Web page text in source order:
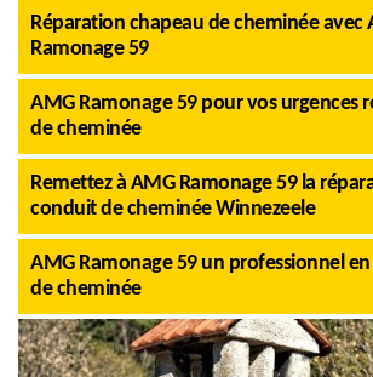
Réparation chapeau de cheminée avec
Ramonage 59
AMG Ramonage 59 pour vos urgences
de cheminée
Remettez à AMG Ramonage 59 la
conduit de cheminée Winnezeele
AMG Ramonage 59 un professionnel
de cheminée